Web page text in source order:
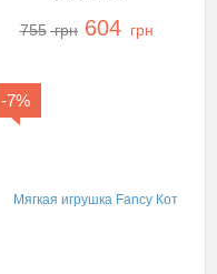
755 грн 604 грн
-7%